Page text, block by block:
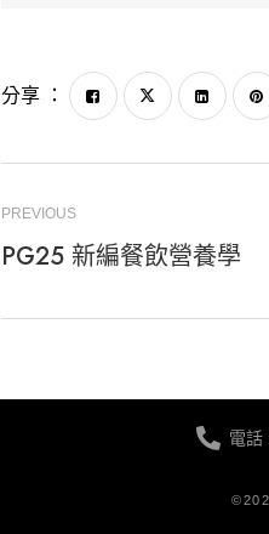
分享 ：
PREVIOUS
PG25 新編餐飲營養學
電話